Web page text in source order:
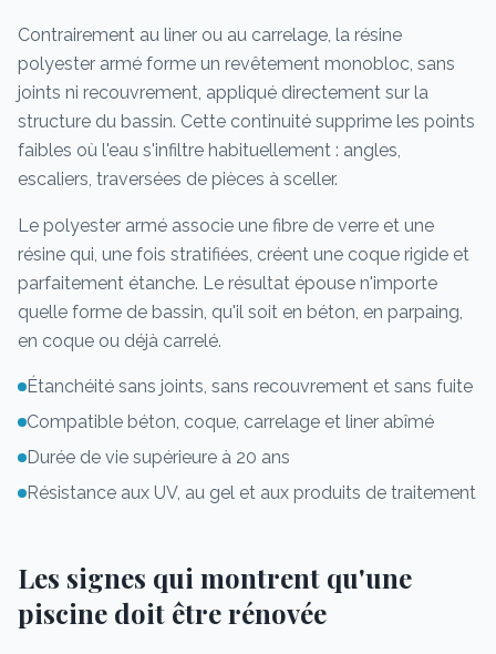
Contrairement au liner ou au carrelage, la résine
polyester armé forme un revêtement monobloc, sans
joints ni recouvrement, appliqué directement sur la
structure du bassin. Cette continuité supprime les points
faibles où l'eau s'infiltre habituellement : angles,
escaliers, traversées de pièces à sceller.
Le polyester armé associe une fibre de verre et une
résine qui, une fois stratifiées, créent une coque rigide et
parfaitement étanche. Le résultat épouse n'importe
quelle forme de bassin, qu'il soit en béton, en parpaing,
en coque ou déjà carrelé.
Étanchéité sans joints, sans recouvrement et sans fuite
Compatible béton, coque, carrelage et liner abîmé
Durée de vie supérieure à 20 ans
Résistance aux UV, au gel et aux produits de traitement
Les signes qui montrent qu'une
piscine doit être rénovée